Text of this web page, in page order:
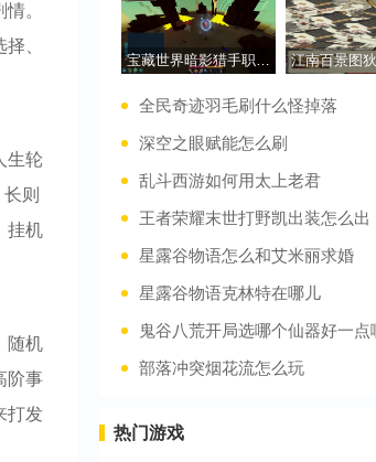
。
、
生轮
则
挂机
随机
阶事
打发
宝藏世界暗影猎手职业宝石怎么搭配 江南百景图
全民奇迹羽毛刷什么怪掉落
深空之眼赋能怎么刷
乱斗西游如何用太上老君
王者荣耀末世打野凯出装怎么出
星露谷物语怎么和艾米丽求婚
星露谷物语克林特在哪儿
鬼谷八荒开局选哪个仙器好一点
部落冲突烟花流怎么玩
热门游戏